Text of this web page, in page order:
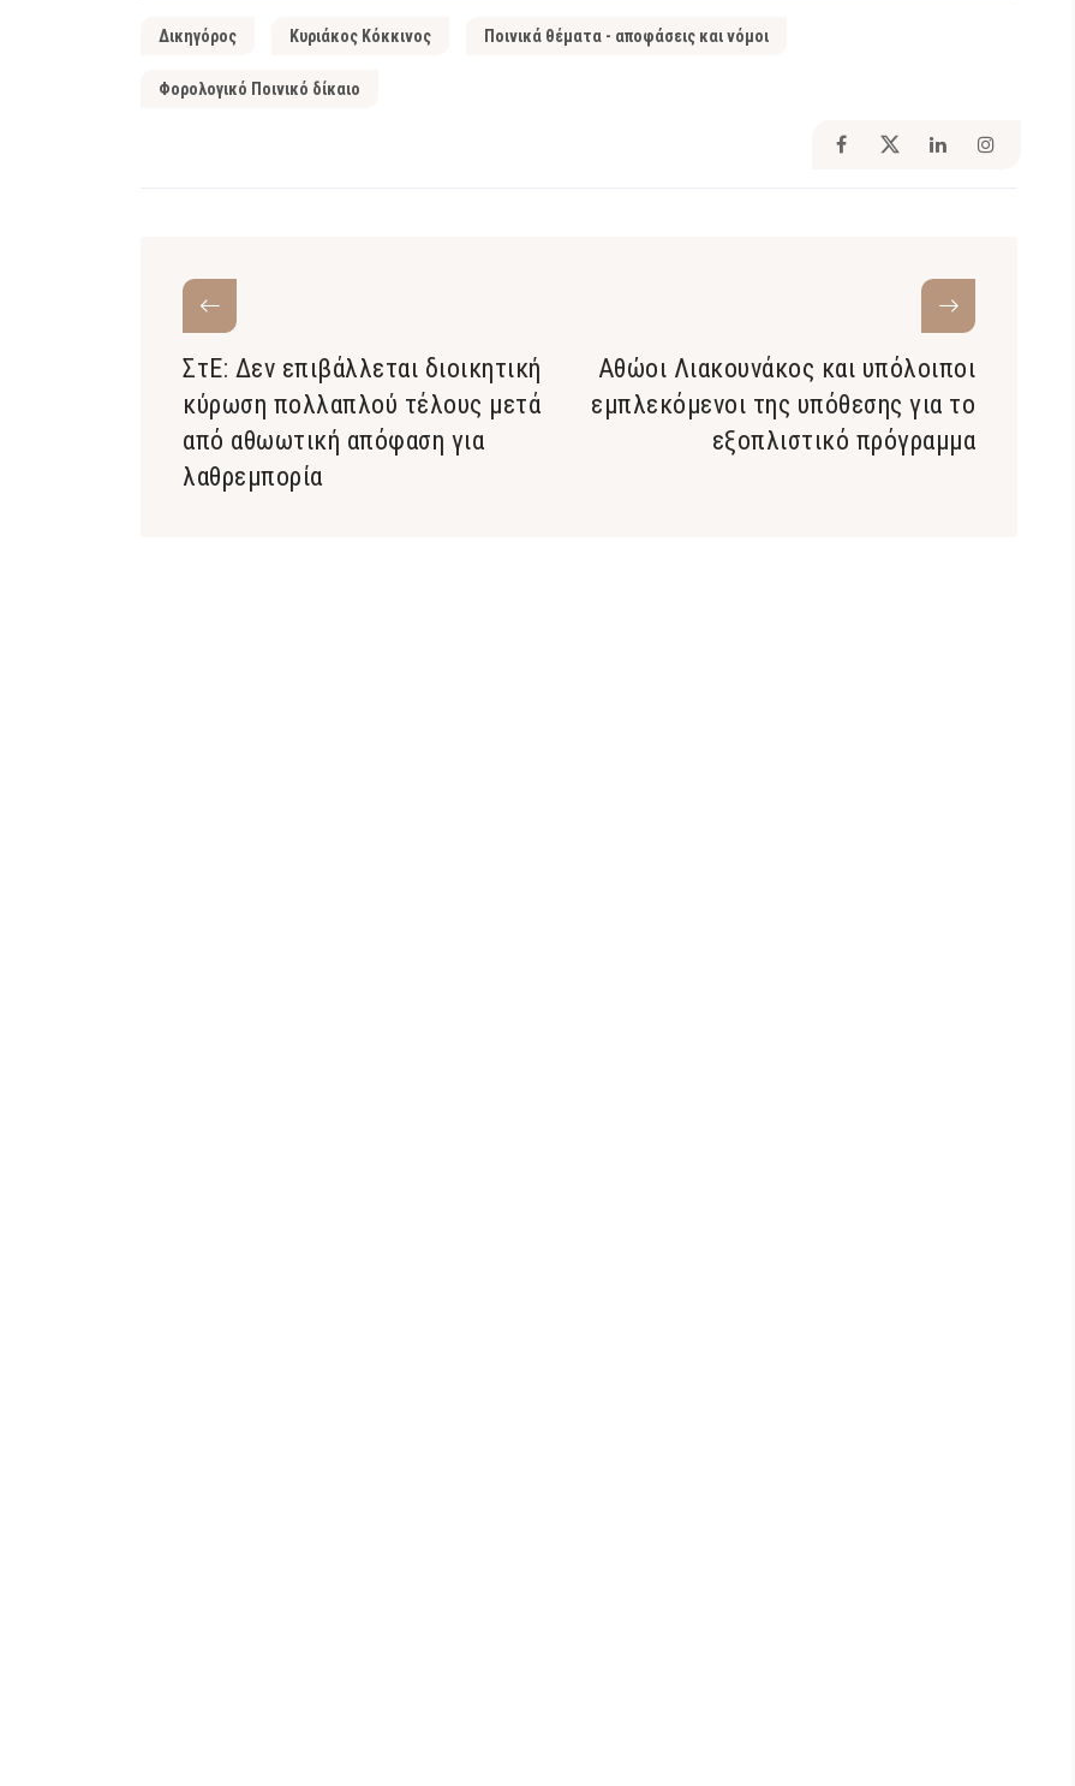
Δικηγόρος Κυριάκος Κόκκινος Ποινικά θέματα - αποφάσεις και νόμοι
Φορολογικό Ποινικό δίκαιο
ΣτΕ: Δεν επιβάλλεται διοικητική
κύρωση πολλαπλού τέλους μετά
από αθωωτική απόφαση για
λαθρεμπορία
Αθώοι Λιακουνάκος και υπόλοιποι
εμπλεκόμενοι της υπόθεσης για το
εξοπλιστικό πρόγραμμα